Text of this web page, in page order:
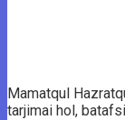
Mamatqul
tarjimai hol,